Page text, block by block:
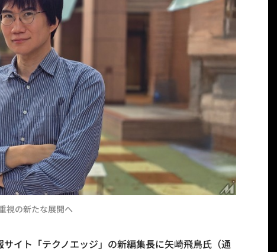
視の新たな展開へ
イト「テクノエッジ」の新編集長に矢崎飛鳥氏（通